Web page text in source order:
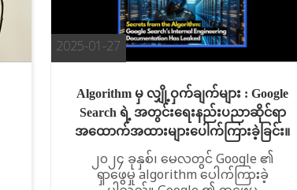
2025-01-27
Algorithm မှ လျှို့ဝှက်ချက်များ : Google
Search ရဲ့ အတွင်းရေးနည်းပညာဆိုင်ရာ
အထောက်အထားများပေါက်ကြားခဲ့ခြင်း။
၂၀၂၄ ခုနှစ်၊ မေလတွင် Google ၏
ရှာဖွေမှု algorithm ပေါက်ကြားခဲ့